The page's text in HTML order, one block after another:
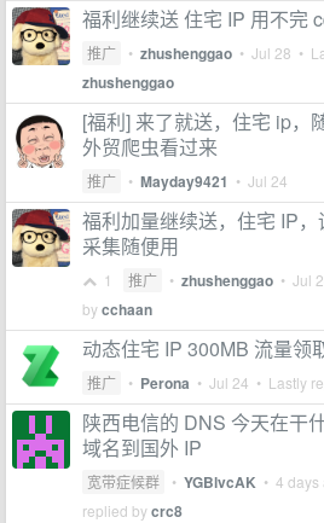
福利继续送 住宅 IP 用不完
推广 • zhushenggao • Jul 28 •
zhushenggao
[福利] 来了就送，住宅 ip，
外贸爬虫看过来
推广 • Mayday9421 • Jul 24
福利加量继续送，住宅 IP
采集随便用
1 推广 • zhushenggao • Jul
bycchaan
动态住宅 IP 300MB 流量领取
推广 • Perona • Jul 24 • Lastly
陕西电信的 DNS 今天在干
域名到国外 IP
宽带症候群 • YGBlvcAK • 4 days
replied bycrc8